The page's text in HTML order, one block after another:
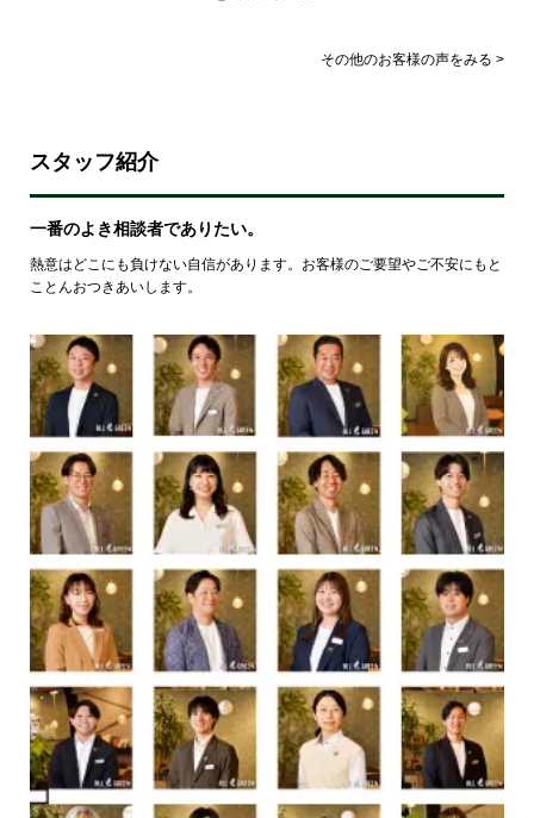
その他のお客様の声をみる >
スタッフ紹介
一番のよき相談者でありたい。
熱意はどこにも負けない自信があります。お客様のご要望やご不安にもと
ことんおつきあいします。